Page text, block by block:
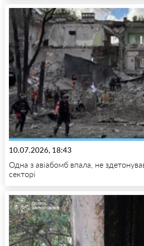
10.07.2026, 18:43
Одна з авіабомб впала, не
секторі